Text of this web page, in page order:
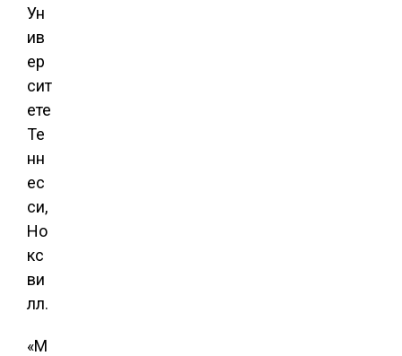
Ун
ив
ер
сит
ете
Те
нн
ес
си,
Но
кс
ви
лл.
«М